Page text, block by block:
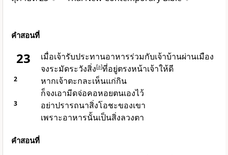
คำสอนที่
23
เมื่อเจ้ารับประทานอาหารร่วมกับเจ้าบ้านผ่านเมือง
จงระมัดระวังสิ่ง[a]ที่อยู่ตรงหน้าเจ้าให้ดี
2
หากเจ้าตะกละเห็นแก่กิน
ก็จงเอามีดจ่อคอหอยตนเองไว้
3
อย่าปรารถนาสิ่งโอชะของเขา
เพราะอาหารนั้นเป็นสิ่งลวงตา
คำสอนที่